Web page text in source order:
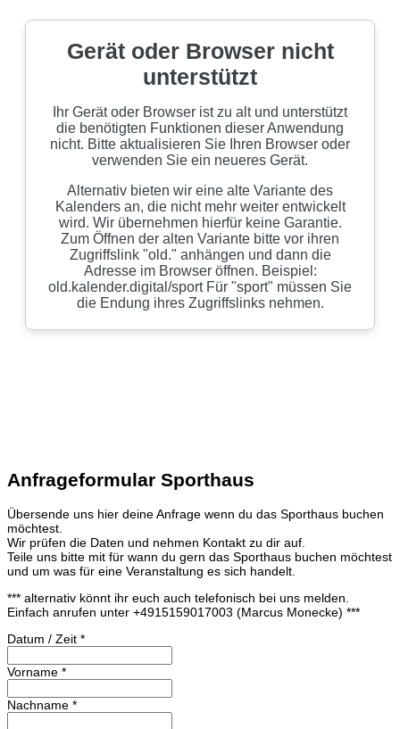
Anfrageformular Sporthaus
Übersende uns hier deine Anfrage wenn du das Sporthaus buchen
möchtest.
Wir prüfen die Daten und nehmen Kontakt zu dir auf.
Teile uns bitte mit für wann du gern das Sporthaus buchen möchtest
und um was für eine Veranstaltung es sich handelt.
*** alternativ könnt ihr euch auch telefonisch bei uns melden.
Einfach anrufen unter +4915159017003 (Marcus Monecke) ***
Datum / Zeit *
Vorname *
Nachname *